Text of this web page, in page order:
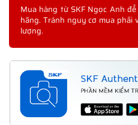
Mua hàng từ SKF Ngọc Anh
hãng. Tránh nguy cơ mua phải
lượng.